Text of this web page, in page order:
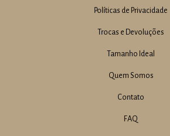
Políticas de Privacidade
Trocas e Devoluções
Tamanho Ideal
Quem Somos
Contato
FAQ